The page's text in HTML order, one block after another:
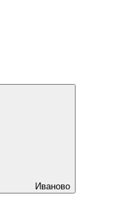
Иваново